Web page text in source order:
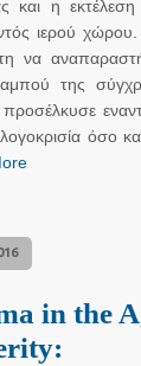
και η
ιερού
να
της
προσέλκυσε
όσο
in the